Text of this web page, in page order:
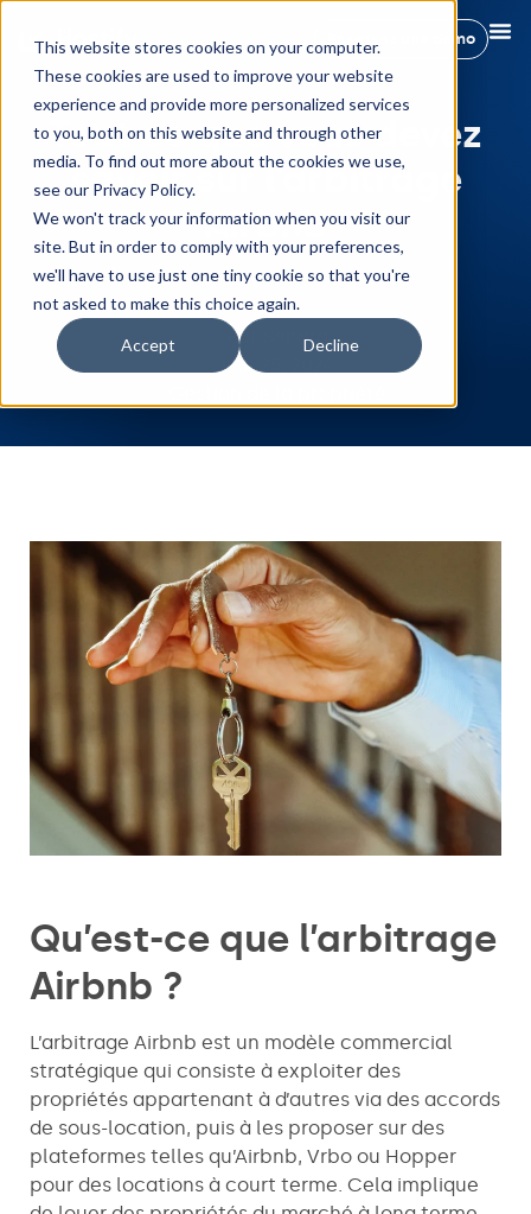
This website stores cookies on your computer.
These cookies are used to improve your website
experience and provide more personalized services
to you, both on this website and through other
media. To find out more about the cookies we use,
see our Privacy Policy.
We won't track your information when you visit our
site. But in order to comply with your preferences,
we'll have to use just one tiny cookie so that you're
not asked to make this choice again.
Accept Decline
Réservez une démo
Tout ce que vous devez
savoir sur l’arbitrage
Airbnb
Rut Sendra
juin 25, 2024
Qu’est-ce que l’arbitrage
Airbnb ?
L’arbitrage Airbnb est un modèle commercial
stratégique qui consiste à exploiter des
propriétés appartenant à d’autres via des accords
de sous-location, puis à les proposer sur des
plateformes telles qu’Airbnb, Vrbo ou Hopper
pour des locations à court terme. Cela implique